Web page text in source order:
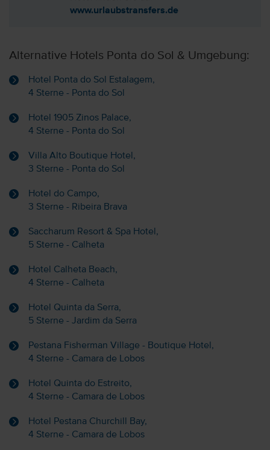
www.urlaubstransfers.de
Alternative Hotels Ponta do Sol & Umgebung:
Hotel Ponta do Sol Estalagem,
4 Sterne - Ponta do Sol
Hotel 1905 Zinos Palace,
4 Sterne - Ponta do Sol
Villa Alto Boutique Hotel,
3 Sterne - Ponta do Sol
Hotel do Campo,
3 Sterne - Ribeira Brava
Saccharum Resort & Spa Hotel,
5 Sterne - Calheta
Hotel Calheta Beach,
4 Sterne - Calheta
Hotel Quinta da Serra,
5 Sterne - Jardim da Serra
Pestana Fisherman Village - Boutique Hotel,
4 Sterne - Camara de Lobos
Hotel Quinta do Estreito,
4 Sterne - Camara de Lobos
Hotel Pestana Churchill Bay,
4 Sterne - Camara de Lobos